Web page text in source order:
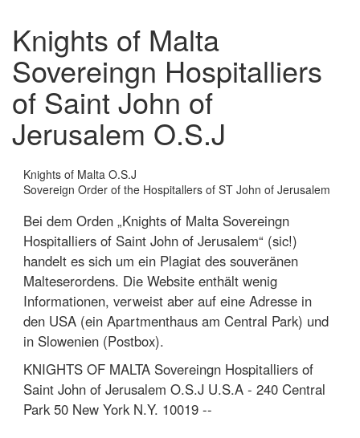
Knights of Malta
Sovereingn Hospitalliers
of Saint John of
Jerusalem O.S.J
Ordensnamen
Knights of Malta O.S.J
Sovereign Order of the Hospitallers of ST John of Jerusalem
Bei dem Orden „Knights of Malta Sovereingn
Hospitalliers of Saint John of Jerusalem“ (sic!)
handelt es sich um ein Plagiat des souveränen
Malteserordens. Die Website enthält wenig
Informationen, verweist aber auf eine Adresse in
den USA (ein Apartmenthaus am Central Park) und
in Slowenien (Postbox).
KNIGHTS OF MALTA Sovereingn Hospitalliers of
Saint John of Jerusalem O.S.J U.S.A - 240 Central
Park 50 New York N.Y. 10019 --